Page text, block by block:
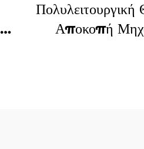
Πολυλειτουργική
Αποκοπή